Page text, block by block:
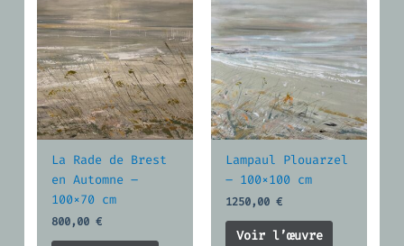
La Rade de Brest
en Automne –
100×70 cm
800,00€
Lampaul Plouarzel
– 100×100 cm
1250,00€
Voir l’œuvre